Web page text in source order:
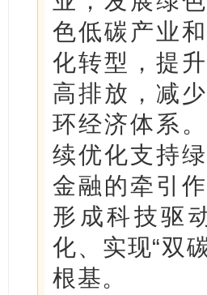
色低碳产业
化转型，提
高排放，减
环经济体系
续优化支持
金融的牵引
形成科技驱
化、实现“双
根基。